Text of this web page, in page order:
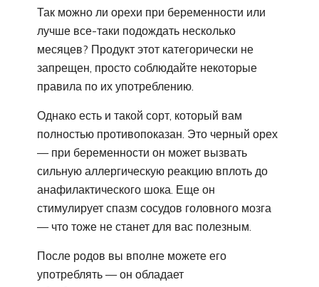
Так можно ли орехи при беременности или
лучше все-таки подождать несколько
месяцев? Продукт этот категорически не
запрещен, просто соблюдайте некоторые
правила по их употреблению.
Однако есть и такой сорт, который вам
полностью противопоказан. Это черный орех
— при беременности он может вызвать
сильную аллергическую реакцию вплоть до
анафилактического шока. Еще он
стимулирует спазм сосудов головного мозга
— что тоже не станет для вас полезным.
После родов вы вполне можете его
употреблять — он обладает